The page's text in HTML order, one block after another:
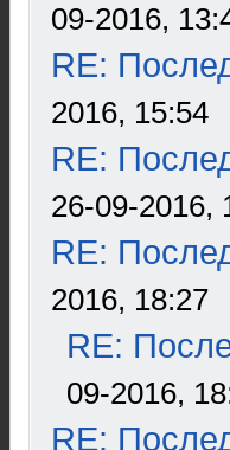
09-2016,
RE:
2016, 15:54
RE:
26-09-2016,
RE:
2016, 18:27
RE:
09-2016,
RE: